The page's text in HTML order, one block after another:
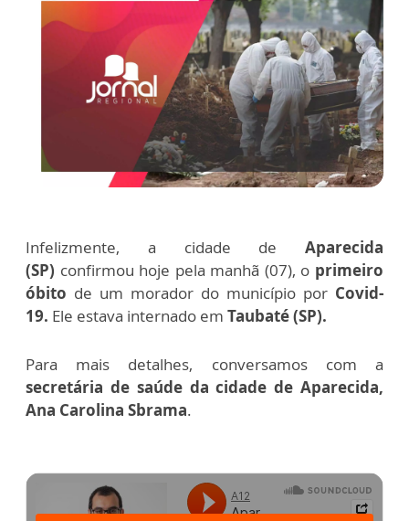
Infelizmente, a cidade de Aparecida
(SP) confirmou hoje pela manhã (07), o primeiro
óbito de um morador do município por Covid-
19. Ele estava internado em Taubaté (SP).
Para mais detalhes, conversamos com a
secretária de saúde da cidade de Aparecida,
Ana Carolina Sbrama.